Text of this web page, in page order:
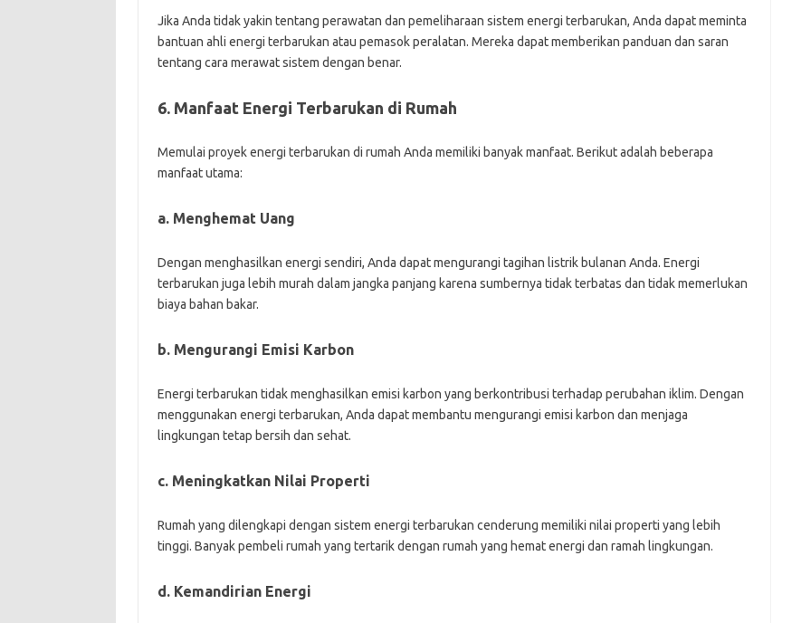
Jika Anda tidak yakin tentang perawatan dan pemeliharaan sistem energi terbarukan, Anda dapat meminta
bantuan ahli energi terbarukan atau pemasok peralatan. Mereka dapat memberikan panduan dan saran
tentang cara merawat sistem dengan benar.
6. Manfaat Energi Terbarukan di Rumah
Memulai proyek energi terbarukan di rumah Anda memiliki banyak manfaat. Berikut adalah beberapa
manfaat utama:
a. Menghemat Uang
Dengan menghasilkan energi sendiri, Anda dapat mengurangi tagihan listrik bulanan Anda. Energi
terbarukan juga lebih murah dalam jangka panjang karena sumbernya tidak terbatas dan tidak memerlukan
biaya bahan bakar.
b. Mengurangi Emisi Karbon
Energi terbarukan tidak menghasilkan emisi karbon yang berkontribusi terhadap perubahan iklim. Dengan
menggunakan energi terbarukan, Anda dapat membantu mengurangi emisi karbon dan menjaga
lingkungan tetap bersih dan sehat.
c. Meningkatkan Nilai Properti
Rumah yang dilengkapi dengan sistem energi terbarukan cenderung memiliki nilai properti yang lebih
tinggi. Banyak pembeli rumah yang tertarik dengan rumah yang hemat energi dan ramah lingkungan.
d. Kemandirian Energi